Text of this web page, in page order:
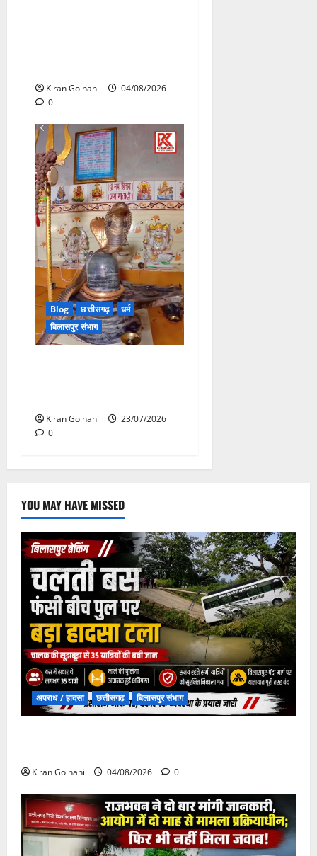
Kiran Golhani
04/08/2026
0
Blog छत्तीसगढ़
धर्म
बिलासपुर संभाग
Kiran Golhani
23/07/2026
0
YOU MAY HAVE MISSED
अपराध / हादसा छत्तीसगढ़ बिलासपुर संभाग
Kiran Golhani 04/08/2026 0